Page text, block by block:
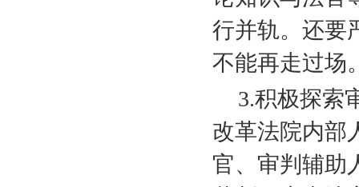
行并轨。还要
不能再走过场
3.积极探索
改革法院内部
官、审判辅助